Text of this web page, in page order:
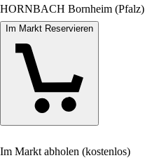
HORNBACH Bornheim (Pfalz)
Im Markt Reservieren
Im Markt abholen (kostenlos)